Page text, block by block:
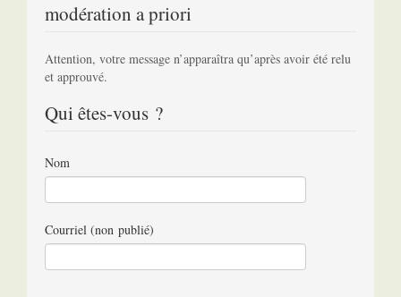
modération a priori
Attention, votre message n’apparaîtra qu’après avoir été relu
et approuvé.
Qui êtes-vous ?
Nom
Courriel (non publié)